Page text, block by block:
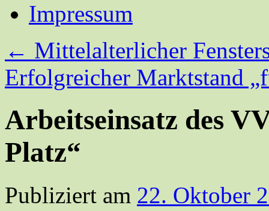
Impressum
← Mittelalterlicher
Erfolgreicher Marktstand
Arbeitseinsatz des
Platz“
Publiziert am 22. Oktober